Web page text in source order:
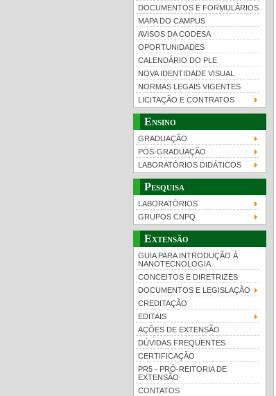
DOCUMENTOS E FORMULÁRIOS
MAPA DO CAMPUS
AVISOS DA CODESA
OPORTUNIDADES
CALENDÁRIO DO PLE
NOVA IDENTIDADE VISUAL
NORMAS LEGAIS VIGENTES
LICITAÇÃO E CONTRATOS
Ensino
GRADUAÇÃO
PÓS-GRADUAÇÃO
LABORATÓRIOS DIDÁTICOS
Pesquisa
LABORATÓRIOS
GRUPOS CNPQ
Extensão
GUIA PARA INTRODUÇÃO À
NANOTECNOLOGIA
CONCEITOS E DIRETRIZES
DOCUMENTOS E LEGISLAÇÃO
CREDITAÇÃO
EDITAIS
AÇÕES DE EXTENSÃO
DÚVIDAS FREQUENTES
CERTIFICAÇÃO
PR5 - PRÓ-REITORIA DE
EXTENSÃO
CONTATOS
UFRJ 100 anos